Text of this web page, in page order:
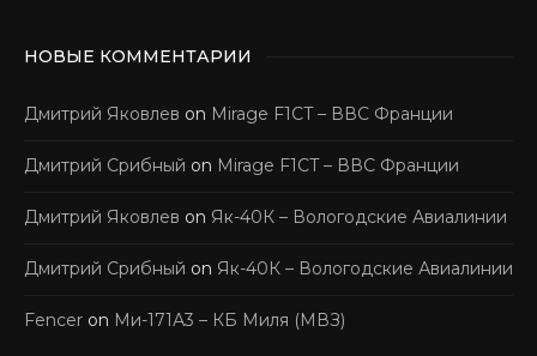
НОВЫЕ КОММЕНТАРИИ
Дмитрий Яковлев on Mirage F1CT – ВВС Франции
Дмитрий Срибный on Mirage F1CT – ВВС Франции
Дмитрий Яковлев on Як-40К – Вологодские Авиалинии
Дмитрий Срибный on Як-40К – Вологодские Авиалинии
Fencer on Ми-171А3 – КБ Миля (МВЗ)